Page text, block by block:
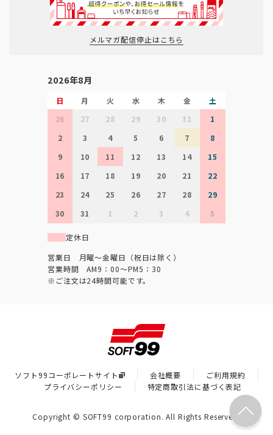
メルマガ配信停止はこちら
2026年8月
日 月 火 水 木 金
土
26
27 28 29 30 31
1
2
3 4 5 6 7
8
9
10 11 12 13 14
15
16
17 18 19 20 21
22
23
24 25 26 27 28
29
30
31 1 2 3 4 5
定休日
営業日 月曜～金曜日（祝日は除く）
営業時間 AM9：00～PM5：30
※ご注文は24時間可能です。
ソフト99コーポレートサイト 会社概要
ご利用規約
プライバシーポリシー
特定商取引法に基づく表記
Copyright © SOFT99 corporation. All Rights Reserved.